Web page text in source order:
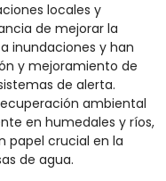
locales y
de mejorar la
inundaciones y han
y mejoramiento de
de alerta.
ambiental
en humedales y ríos,
papel crucial en la
de agua.